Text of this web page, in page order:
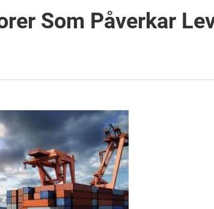
Som Påverkar